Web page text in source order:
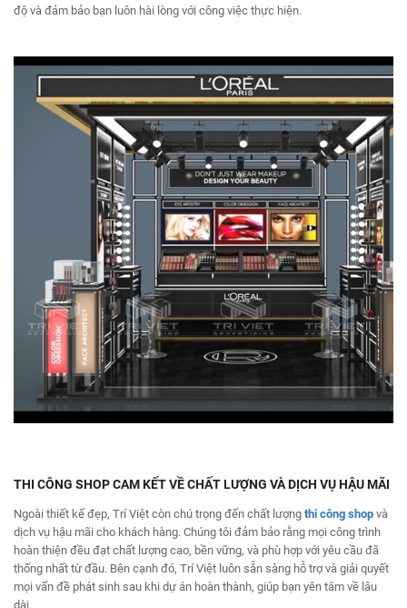
độ và đảm bảo bạn luôn hài lòng với công việc thực hiện.
THI CÔNG SHOP CAM KẾT VỀ CHẤT LƯỢNG VÀ DỊCH VỤ HẬU MÃI
Ngoài thiết kế đẹp, Trí Việt còn chú trọng đến chất lượng thi công shop và
dịch vụ hậu mãi cho khách hàng. Chúng tôi đảm bảo rằng mọi công trình
hoàn thiện đều đạt chất lượng cao, bền vững, và phù hợp với yêu cầu đã
thống nhất từ đầu. Bên cạnh đó, Trí Việt luôn sẵn sàng hỗ trợ và giải quyết
mọi vấn đề phát sinh sau khi dự án hoàn thành, giúp bạn yên tâm về lâu
dài.